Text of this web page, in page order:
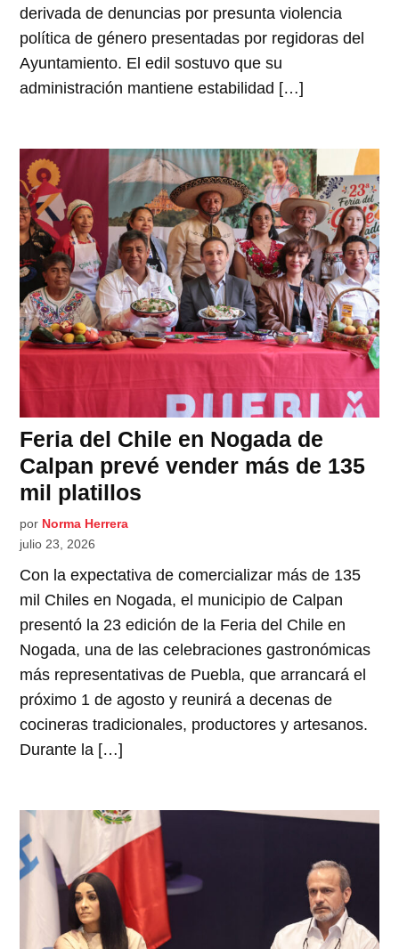
derivada de denuncias por presunta violencia
política de género presentadas por regidoras del
Ayuntamiento. El edil sostuvo que su
administración mantiene estabilidad […]
Feria del Chile en Nogada de
Calpan prevé vender más de 135
mil platillos
por Norma Herrera
julio 23, 2026
Con la expectativa de comercializar más de 135
mil Chiles en Nogada, el municipio de Calpan
presentó la 23 edición de la Feria del Chile en
Nogada, una de las celebraciones gastronómicas
más representativas de Puebla, que arrancará el
próximo 1 de agosto y reunirá a decenas de
cocineras tradicionales, productores y artesanos.
Durante la […]